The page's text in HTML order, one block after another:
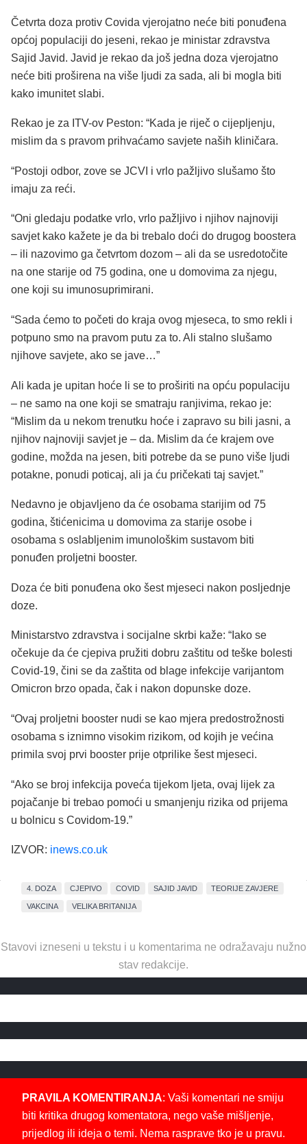
Četvrta doza protiv Covida vjerojatno neće biti ponuđena
općoj populaciji do jeseni, rekao je ministar zdravstva
Sajid Javid. Javid je rekao da još jedna doza vjerojatno
neće biti proširena na više ljudi za sada, ali bi mogla biti
kako imunitet slabi.
Rekao je za ITV-ov Peston: “Kada je riječ o cijepljenju,
mislim da s pravom prihvaćamo savjete naših kliničara.
“Postoji odbor, zove se JCVI i vrlo pažljivo slušamo što
imaju za reći.
“Oni gledaju podatke vrlo, vrlo pažljivo i njihov najnoviji
savjet kako kažete je da bi trebalo doći do drugog boostera
– ili nazovimo ga četvrtom dozom – ali da se usredotočite
na one starije od 75 godina, one u domovima za njegu,
one koji su imunosuprimirani.
“Sada ćemo to početi do kraja ovog mjeseca, to smo rekli i
potpuno smo na pravom putu za to. Ali stalno slušamo
njihove savjete, ako se jave…”
Ali kada je upitan hoće li se to proširiti na opću populaciju
– ne samo na one koji se smatraju ranjivima, rekao je:
“Mislim da u nekom trenutku hoće i zapravo su bili jasni, a
njihov najnoviji savjet je – da. Mislim da će krajem ove
godine, možda na jesen, biti potrebe da se puno više ljudi
potakne, ponudi poticaj, ali ja ću pričekati taj savjet.”
Nedavno je objavljeno da će osobama starijim od 75
godina, štićenicima u domovima za starije osobe i
osobama s oslabljenim imunološkim sustavom biti
ponuđen proljetni booster.
Doza će biti ponuđena oko šest mjeseci nakon posljednje
doze.
Ministarstvo zdravstva i socijalne skrbi kaže: “Iako se
očekuje da će cjepiva pružiti dobru zaštitu od teške bolesti
Covid-19, čini se da zaštita od blage infekcije varijantom
Omicron brzo opada, čak i nakon dopunske doze.
“Ovaj proljetni booster nudi se kao mjera predostrožnosti
osobama s iznimno visokim rizikom, od kojih je većina
primila svoj prvi booster prije otprilike šest mjeseci.
“Ako se broj infekcija poveća tijekom ljeta, ovaj lijek za
pojačanje bi trebao pomoći u smanjenju rizika od prijema
u bolnicu s Covidom-19.”
IZVOR: inews.co.uk
4. DOZA CJEPIVO COVID SAJID JAVID TEORIJE ZAVJERE
VAKCINA VELIKA BRITANIJA
Stavovi izneseni u tekstu i u komentarima ne odražavaju nužno
stav redakcije.
PRAVILA KOMENTIRANJA: Vaši komentari ne smiju
biti kritika drugog komentatora, nego vaše mišljenje,
prijedlog ili ideja o temi. Nema rasprave tko je u pravu.